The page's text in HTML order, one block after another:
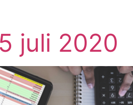
juli 2020